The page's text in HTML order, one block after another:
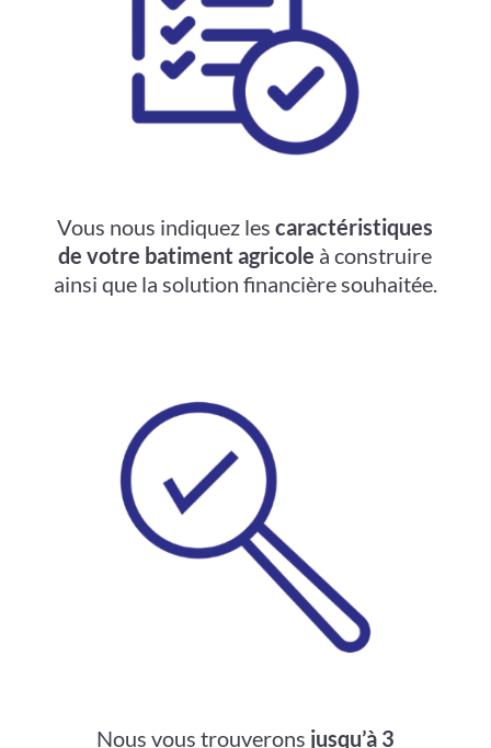
Vous nous indiquez lescaractéristiques
de votre batiment agricole à construire
ainsi que la solution financière souhaitée.
Nous vous trouverons jusqu’à 3